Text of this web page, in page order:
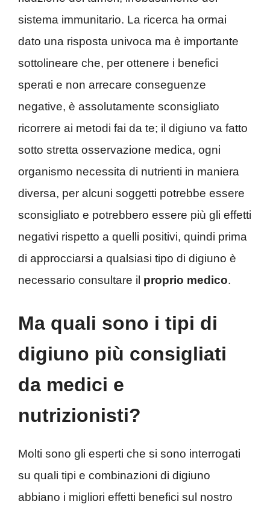
sistema immunitario. La ricerca ha ormai
dato una risposta univoca ma è importante
sottolineare che, per ottenere i benefici
sperati e non arrecare conseguenze
negative, è assolutamente sconsigliato
ricorrere ai metodi fai da te; il digiuno va fatto
sotto stretta osservazione medica, ogni
organismo necessita di nutrienti in maniera
diversa, per alcuni soggetti potrebbe essere
sconsigliato e potrebbero essere più gli effetti
negativi rispetto a quelli positivi, quindi prima
di approcciarsi a qualsiasi tipo di digiuno è
necessario consultare il proprio medico.
Ma quali sono i tipi di
digiuno più consigliati
da medici e
nutrizionisti?
Molti sono gli esperti che si sono interrogati
su quali tipi e combinazioni di digiuno
abbiano i migliori effetti benefici sul nostro